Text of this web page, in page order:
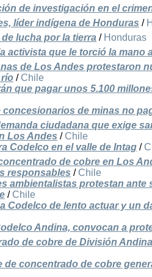
de investigación en el
líder indígena de Honduras /
lucha por la tierra / Honduras
activista que le torció la mano
de Los Andes protestaron
río / Chile
que pagar unos 5.100
concesionarios de minas no
ciudadana que exige
Los Andes / Chile
Codelco en el valle de Intag /
de cobre en Los
responsables / Chile
ambientalistas protestan ante
/ Chile
Codelco de lento actuar y un
Andina, convocan a
de cobre de División
de concentrado de cobre